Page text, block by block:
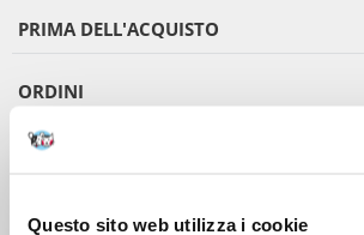
Questo sito web utilizza i cookie
PRIMA DELL'ACQUISTO
ORDINI
DOPO L'ACQUISTO
VIENI A CONOSCERCI